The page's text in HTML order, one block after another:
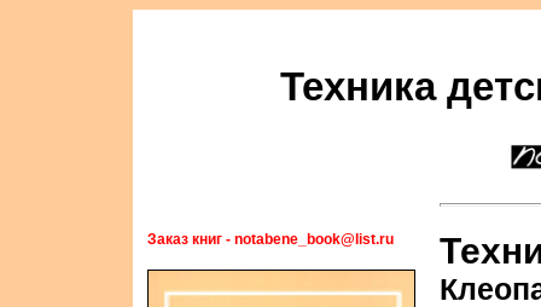
Техника
Заказ книг - notabene_book@list.ru